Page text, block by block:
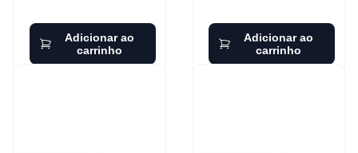
Adicionar ao
carrinho
Adicionar ao
carrinho